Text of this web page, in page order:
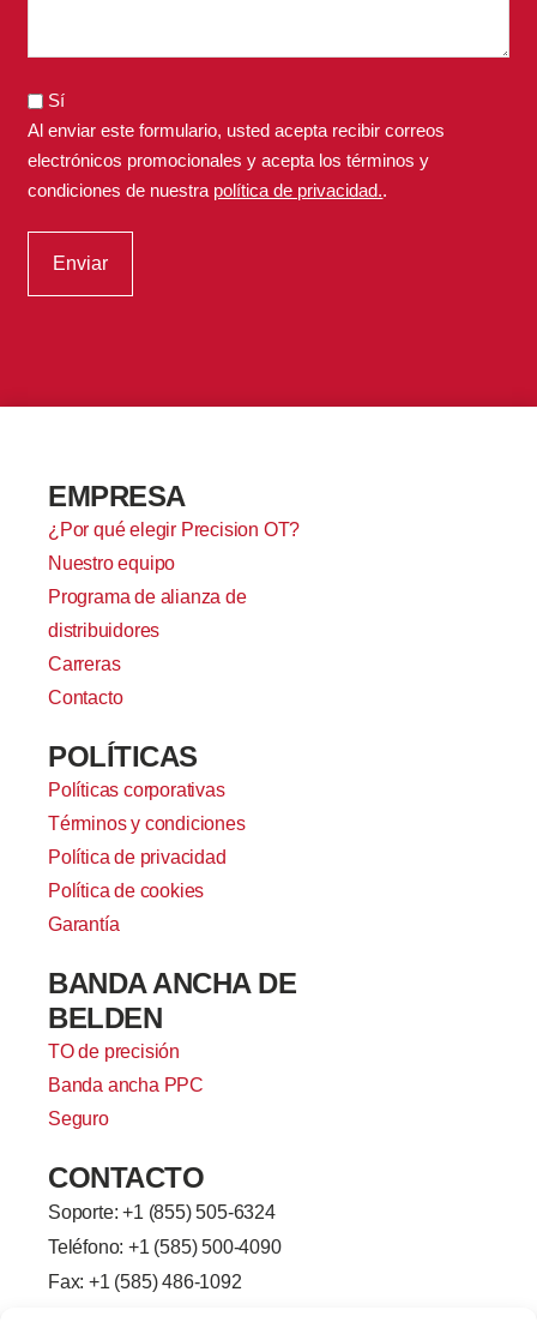
Sí
Al enviar este formulario, usted acepta recibir correos
electrónicos promocionales y acepta los términos y
condiciones de nuestra política de privacidad..
EMPRESA
¿Por qué elegir Precision OT?
Nuestro equipo
Programa de alianza de
distribuidores
Carreras
Contacto
POLÍTICAS
Políticas corporativas
Términos y condiciones
Política de privacidad
Política de cookies
Garantía
BANDA ANCHA DE
BELDEN
TO de precisión
Banda ancha PPC
Seguro
CONTACTO
Soporte: +1 (855) 505-6324
Teléfono: +1 (585) 500-4090
Fax: +1 (585) 486-1092